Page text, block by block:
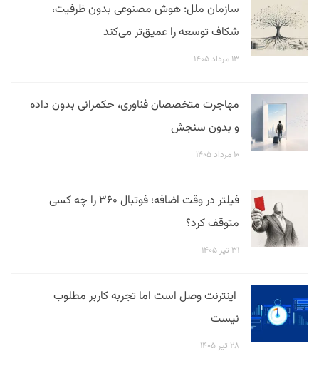
سازمان ملل: هوش مصنوعی بدون ظرفیت،
شکاف توسعه را عمیق‌تر می‌کند
۱۳ مرداد ۱۴۰۵
مهاجرت متخصصان فناوری، حکمرانی بدون داده
و بدون سنجش
۱۰ مرداد ۱۴۰۵
فیلتر در وقت اضافه؛ فوتبال ۳۶۰ را چه کسی
متوقف کرد؟
۳۱ تیر ۱۴۰۵
اینترنت وصل است اما تجربه کاربر مطلوب
نیست
۲۸ تیر ۱۴۰۵